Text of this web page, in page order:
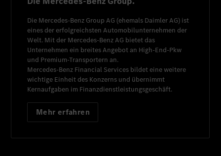
Die Mercedes-Benz Group AG (ehemals Daimler AG) ist
eines der erfolgreichsten Automobilunternehmen der
Welt. Mit der Mercedes-Benz AG bietet das
Unternehmen ein breites Angebot an High-End-Pkw
und Premium-Transportern an.
Mercedes-Benz Financial Services bildet eine weitere
wichtige Einheit des Konzerns und übernimmt
Kernaufgaben im Finanzdienstleistungsgeschäft.
Mehr erfahren